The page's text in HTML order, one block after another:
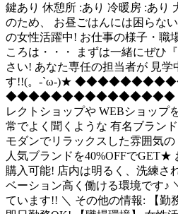
鍵あり 休憩所 :あり 冷暖房 :あり
のため、 お昼ごはんには困らな
の女性活躍中! お仕事の様子・職
ころは・・・ まずは一緒にぜひ
さい! あなた専任の担当者が 見学
す!!(。-`ω-)★
◆◆◆◆◆◆◆◆◆◆◆◆◆◆◆ メン
レクトショップや WEBショップ
常でよく聞くような 有名ブラン
モダンでリラックスした雰囲気
人気ブランドを40%OFFでGET★
購入可能! 店内は明るく、洗練さ
ベーション高く働ける環境です♪
ています!! ＼ その他の情報: 【勤